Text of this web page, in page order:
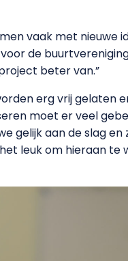
vaak met nieuwe
de
beter van.”
erg vrij gelaten
moet er veel
gelijk aan de slag en
leuk om hieraan